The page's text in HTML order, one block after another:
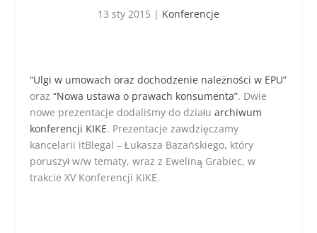
13 sty 2015 | Konferencje
“Ulgi w umowach oraz dochodzenie należności w EPU”
oraz“Nowa ustawa o prawach konsumenta”. Dwie
nowe prezentacje dodaliśmy do działuarchiwum
konferencji KIKE. Prezentacje zawdzięczamy
kancelarii itBlegal – Łukasza Bazańskiego, który
poruszył w/w tematy, wraz z Eweliną Grabiec, w
trakcie XV Konferencji KIKE.